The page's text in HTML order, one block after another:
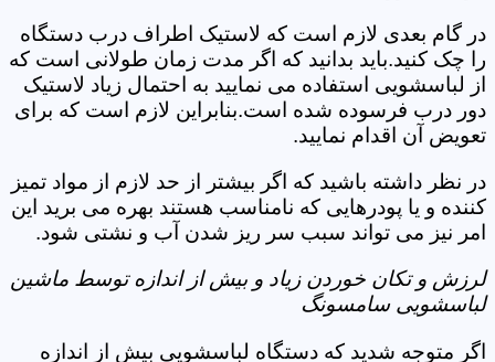
در گام بعدی لازم است که لاستیک اطراف درب دستگاه
را چک کنید.باید بدانید که اگر مدت زمان طولانی است که
از لباسشویی استفاده می نمایید به احتمال زیاد لاستیک
دور درب فرسوده شده است.بنابراین لازم است که برای
تعویض آن اقدام نمایید.
در نظر داشته باشید که اگر بیشتر از حد لازم از مواد تمیز
کننده و یا پودرهایی که نامناسب هستند بهره می برید این
امر نیز می تواند سبب سر ریز شدن آب و نشتی شود.
لرزش و تکان خوردن زیاد و بیش از اندازه توسط ماشین
لباسشویی سامسونگ
اگر متوجه شدید که دستگاه لباسشویی بیش از اندازه